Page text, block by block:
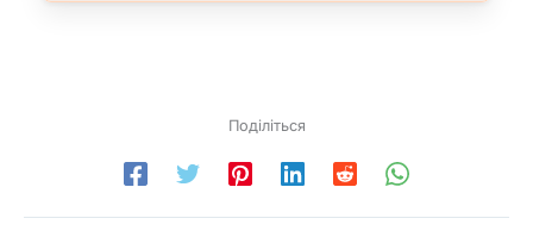
Поділіться